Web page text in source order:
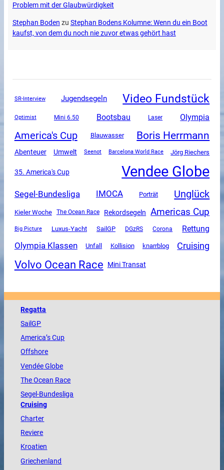
Problem mit der Glaubwürdigkeit
Stephan Boden zu Stephan Bodens Kolumne: Wenn du ein Boot
kaufst, von dem du noch nie zuvor etwas gehört hast
SR-Interview Jugendsegeln Video Fundstück
Optimist Mini 6.50 Bootsbau Laser Olympia
America's Cup Blauwasser Boris Herrmann
Abenteuer Umwelt Seenot Barcelona World Race Jörg Riechers
35. America's Cup Vendee Globe
Segel-Bundesliga IMOCA Porträt Unglück
Kieler Woche The Ocean Race Rekordsegeln Americas Cup
Big Picture Luxus-Yacht SailGP DGzRS Corona Rettung
Olympia Klassen Unfall Kollision knarrblog Cruising
Volvo Ocean Race Mini Transat
Regatta
SailGP
America’s Cup
Offshore
VendéeGlobe
TheOcean Race
Segel-Bundesliga
Cruising
Charter
Reviere
Kroatien
Griechenland